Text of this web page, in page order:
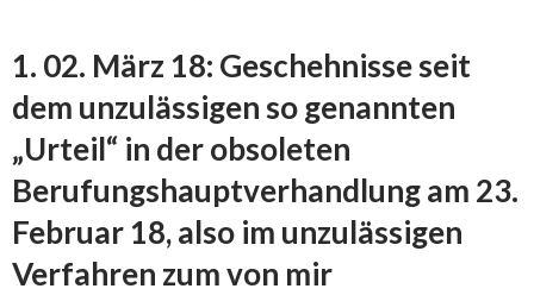
1. 02. März 18: Geschehnisse seit
dem unzulässigen so genannten
„Urteil“ in der obsoleten
Berufungshauptverhandlung am 23.
Februar 18, also im unzulässigen
Verfahren zum von mir